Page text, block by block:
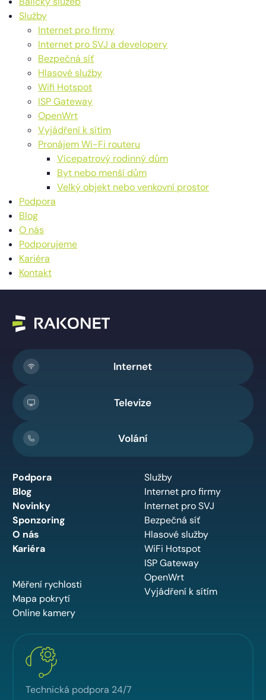
Služby
Internet pro firmy
Internet pro SVJ a developery
Bezpečná síť
Hlasové služby
Wifi Hotspot
ISP Gateway
OpenWrt
Vyjádření k sítím
Pronájem Wi-Fi routeru
Vícepatrový rodinný dům
Byt nebo menší dům
Velký objekt nebo venkovní prostor
Podpora
Blog
O nás
Podporujeme
Kariéra
Kontakt
Internet
Televize
Volání
Podpora
Blog
Novinky
Sponzoring
O nás
Kariéra
Měření rychlosti
Mapa pokrytí
Online kamery
Služby
Internet pro firmy
Internet pro SVJ
Bezpečná síť
Hlasové služby
WiFi Hotspot
ISP Gateway
OpenWrt
Vyjádření k sítím
Technická podpora 24/7